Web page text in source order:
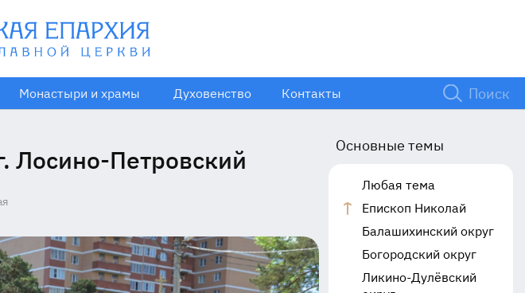
Монастыри и храмы Духовенство Контакты
Лосино-Петровский Основные темы
Любая тема
Епископ Николай
Балашихинский округ
Богородский округ
Ликино-Дулёвский